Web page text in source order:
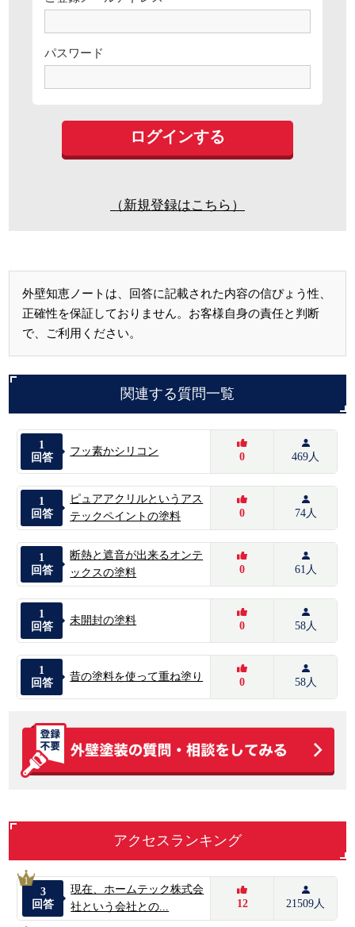
パスワード
（新規登録はこちら）
外壁知恵ノートは、回答に記載された内容の信ぴょう性、
正確性を保証しておりません。お客様自身の責任と判断
で、ご利用ください。
関連する質問一覧
1
回答
フッ素かシリコン 0 469人
1
回答
ピュアアクリルというアス
テックペイントの塗料
0 74人
1
回答
断熱と遮音が出来るオンテ
ックスの塗料
0 61人
1
回答
未開封の塗料 0 58人
1
回答
昔の塗料を使って重ね塗り 0 58人
アクセスランキング
1
3
回答
現在、ホームテック株式会
社という会社との...
12 21509人